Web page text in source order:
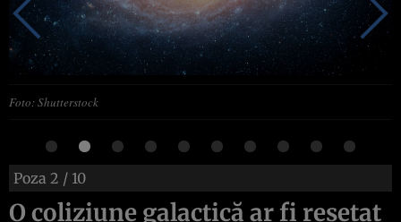
Foto: Shutterstock
Poza 2 / 10
O coliziune galactică ar fi resetat